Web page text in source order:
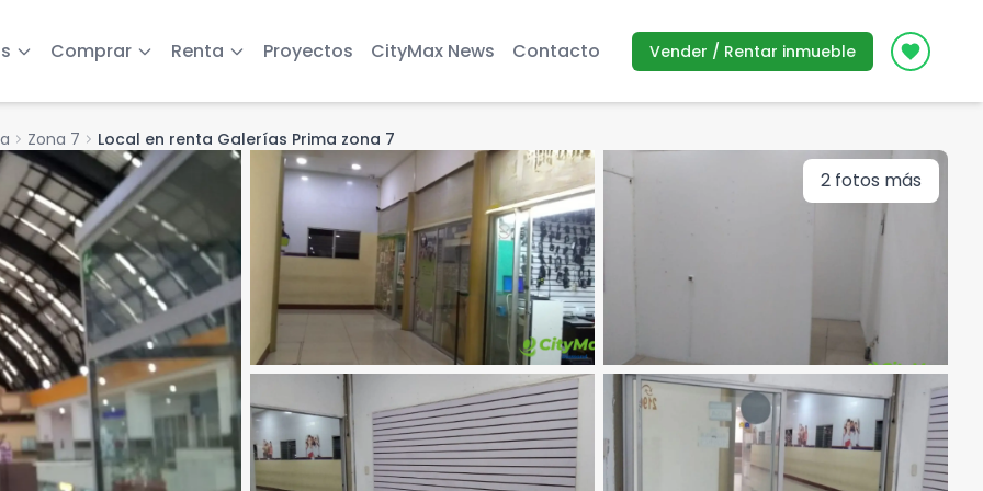
Comprar Renta Proyectos CityMax News Contacto Vender / Rentar inmueble Icon
chevron_right Zona 7 chevron_right Local en renta Galerías Prima zona 7
2 fotos más